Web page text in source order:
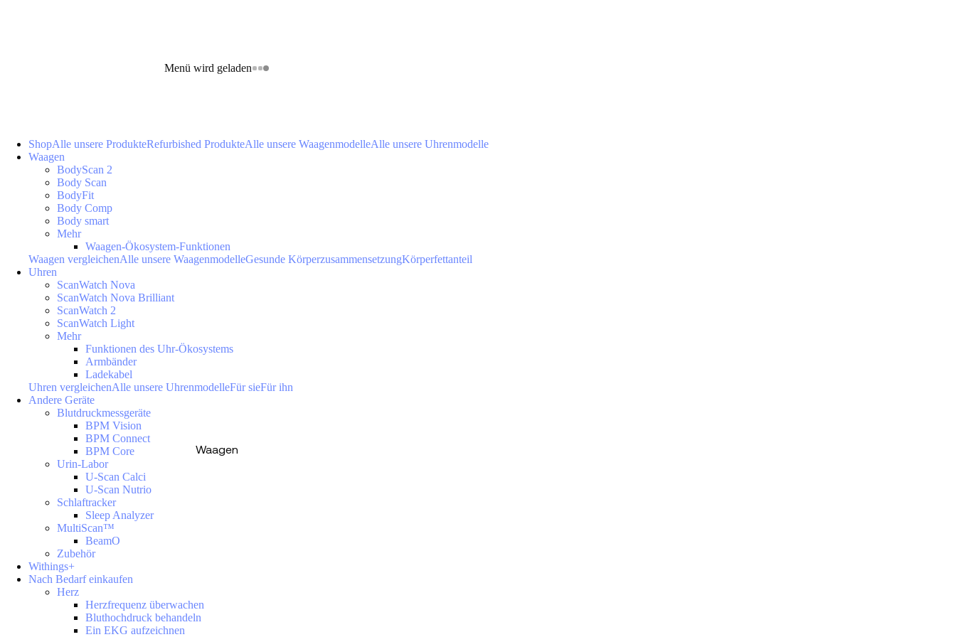
Menü wird geladen
Waagen
ShopAlle unsere ProdukteRefurbished ProdukteAlle unsere WaagenmodelleAlle unsere Uhrenmodelle
Waagen
BodyScan 2
Body Scan
BodyFit
Body Comp
Body smart
Mehr
Waagen-Ökosystem-Funktionen
Waagen vergleichenAlle unsere WaagenmodelleGesunde KörperzusammensetzungKörperfettanteil
Uhren
ScanWatch Nova
ScanWatch Nova Brilliant
ScanWatch 2
ScanWatch Light
Mehr
Funktionen des Uhr-Ökosystems
Armbänder
Ladekabel
Uhren vergleichenAlle unsere UhrenmodelleFür sieFür ihn
Andere Geräte
Blutdruckmessgeräte
BPM Vision
BPM Connect
BPM Core
Urin-Labor
U-Scan Calci
U-Scan Nutrio
Schlaftracker
Sleep Analyzer
MultiScan™
BeamO
Zubehör
Withings+
Nach Bedarf einkaufen
Herz
Herzfrequenz überwachen
Bluthochdruck behandeln
Ein EKG aufzeichnen